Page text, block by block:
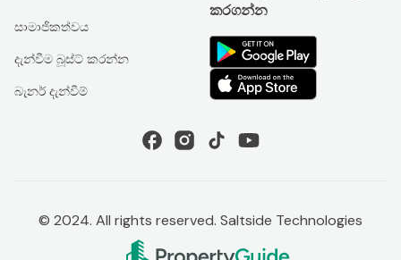
සාමාජිකත්වය
දැන්වීම බූස්ට් කරන්න
බැනර් දැන්වීම්
කරගන්න
© 2024. All rights reserved. Saltside Technologies